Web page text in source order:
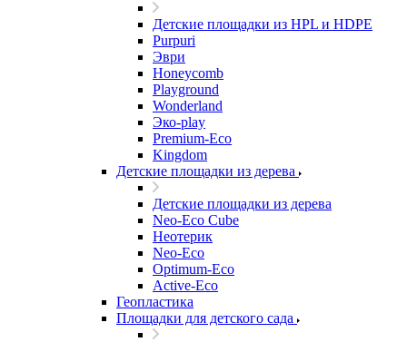
Детские площадки из HPL и HDPE
Purpuri
Эври
Honeycomb
Playground
Wonderland
Эко-play
Premium-Eco
Kingdom
Детские площадки из дерева
Детские площадки из дерева
Neo-Eco Cube
Неотерик
Neo-Eco
Оptimum-Еco
Active-Eco
Геопластика
Площадки для детского сада